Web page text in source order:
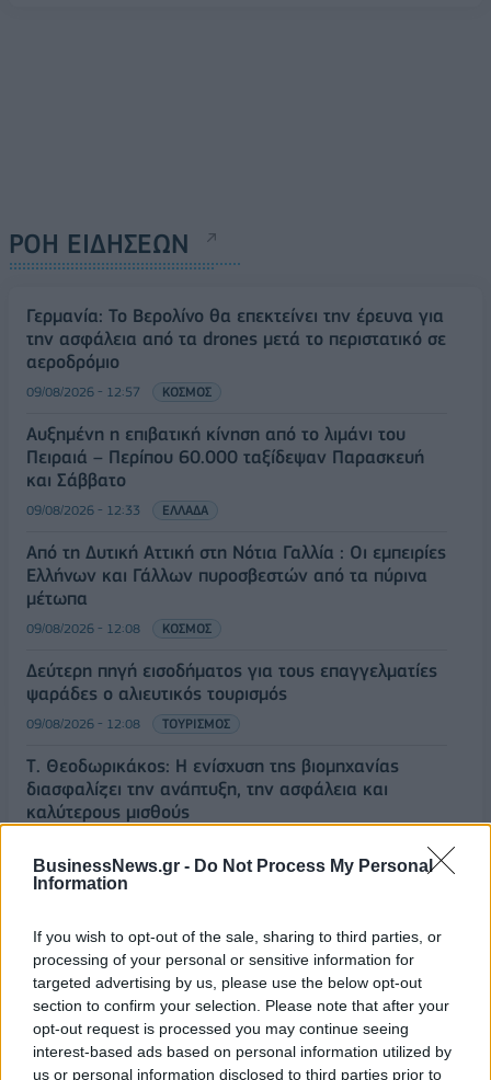
BusinessNews.gr - Do Not Process My Personal
Information
If you wish to opt-out of the sale, sharing to third parties, or
processing of your personal or sensitive information for
targeted advertising by us, please use the below opt-out
section to confirm your selection. Please note that after your
opt-out request is processed you may continue seeing
interest-based ads based on personal information utilized by
us or personal information disclosed to third parties prior to
ΡΟΗ ΕΙΔΗΣΕΩΝ
Γερμανία: Το Βερολίνο θα επεκτείνει την έρευνα για
την ασφάλεια από τα drones μετά το περιστατικό σε
αεροδρόμιο
09/08/2026 - 12:57 ΚΟΣΜΟΣ
Αυξημένη η επιβατική κίνηση από το λιμάνι του
Πειραιά – Περίπου 60.000 ταξίδεψαν Παρασκευή
και Σάββατο
09/08/2026 - 12:33 ΕΛΛΑΔΑ
Από τη Δυτική Αττική στη Νότια Γαλλία : Οι εμπειρίες
Ελλήνων και Γάλλων πυροσβεστών από τα πύρινα
μέτωπα
09/08/2026 - 12:08 ΚΟΣΜΟΣ
Δεύτερη πηγή εισοδήματος για τους επαγγελματίες
ψαράδες ο αλιευτικός τουρισμός
09/08/2026 - 12:08 ΤΟΥΡΙΣΜΟΣ
Τ. Θεοδωρικάκος: Η ενίσχυση της βιομηχανίας
διασφαλίζει την ανάπτυξη, την ασφάλεια και
καλύτερους μισθούς
Υπ. Μεταφορών: Οριστική λύση στο ζήτημα των
διαδικασίες
09/08/2026 - 11:18 ΕΛΛΑΔΑ
Στα 15 δισ. ευρώ ο στόχος για νέα δάνεια το 2026
- Η «ακτινογραφία» της κερδοφορίας των
τραπεζών το α΄ εξάμηνο